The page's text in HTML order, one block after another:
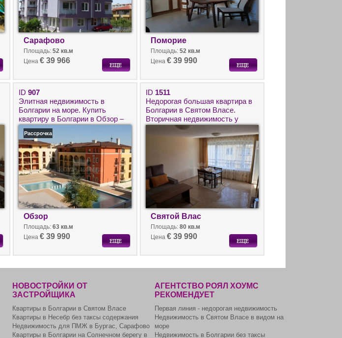
Сарафово
Площадь: 52 кв.м
Цена € 39 966
Поморие
Площадь: 52 кв.м
Цена € 39 990
ID 907
Элитная недвижимость в
Болгарии на море. Купить
квартиру в Болгарии в Обзор –
Galeria.
Рассрочка
Обзор
Площадь: 63 кв.м
Цена € 39 990
ID 1511
Недорогая большая квартира в
Болгарии в Святом Власе.
Вторичная недвижимость у
моря для круглогодичного
проживания.
Святой Влас
Площадь: 80 кв.м
Цена € 39 990
НОВОСТРОЙКИ ОТ
ЗАСТРОЙЩИКА
Квартиры в Болгарии в Святом Власе
Квартиры в Несебр без таксы содержания
Недвижимость для ПМЖ в Бургас, Сарафово
Квартиры в Болгарии на Солнечном берегу в
АГЕНТСТВО РОЯЛ ХОУМС
РЕКОМЕНДУЕТ
Первая линия - недорогая недвижимость
Недвижимость в Святом Власе в видом на
море
Недвижимость в Болгарии без таксы